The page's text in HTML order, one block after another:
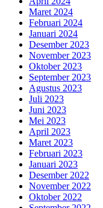
Maret 2024
Februari 2024
Januari 2024
Desember 2023
November 2023
Oktober 2023
September 2023
Agustus 2023
Juli 2023
Juni 2023
Mei 2023
April 2023
Maret 2023
Februari 2023
Januari 2023
Desember 2022
November 2022
Oktober 2022